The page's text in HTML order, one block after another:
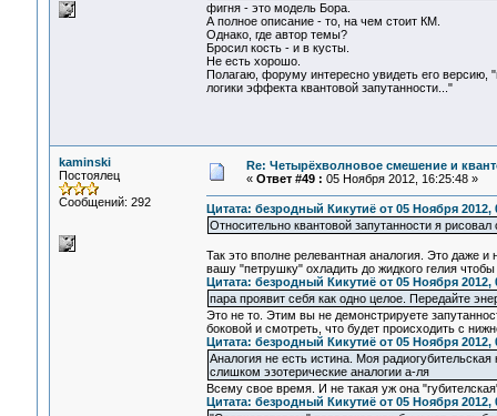
фигня - это модель Бора.
А полное описание - то, на чем стоит КМ.
Однако, где автор темы?
Бросил кость - и в кусты.
Не есть хорошо.
Полагаю, форуму интересно увидеть его версию,
логики эффекта квантовой запутанности..."
kaminski
Постоялец
Сообщений: 292
Re: Четырёхволновое смешение и
« Ответ #49 : 05 Ноября 2012, 16:25:48 »
Цитата: безродный Кикутиё от 05 Ноября 2012,
Относительно квантовой запутанности я
Так это вполне релевантная аналогия. Это даже
вашу "петрушку" охладить до жидкого гелия
Цитата: безродный Кикутиё от 05 Ноября 2012,
пара проявит себя как одно целое. Передайте
Это не то. Этим вы не демонстрируете
боковой и смотреть, что будет происходить с
Цитата: безродный Кикутиё от 05 Ноября 2012,
Аналогия не есть истина. Моя
слишком эзотерические аналогии а-ля
Всему свое время. И не такая уж она
Цитата: безродный Кикутиё от 05 Ноября 2012,